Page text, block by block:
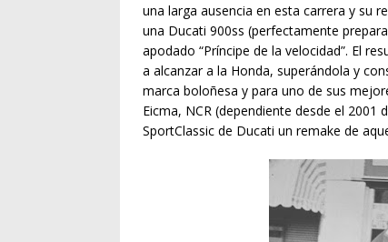
una larga ausencia en esta carrera y su
una Ducati 900ss (perfectamente
apodado “Príncipe de la velocidad”. El
a alcanzar a la Honda, superándola y
marca boloñesa y para uno de sus
Eicma, NCR (dependiente desde el
SportClassic de Ducati un remake de